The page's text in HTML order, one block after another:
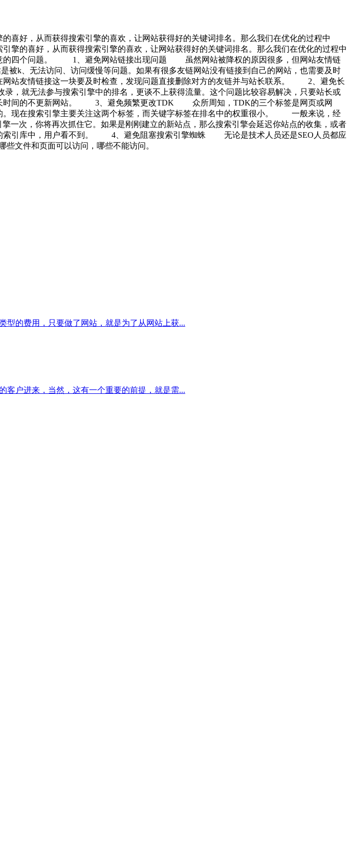
喜好，从而获得搜索引擎的喜欢，让网站获得好的关键词排名。那么我们在优化的过程中
的喜好，从而获得搜索引擎的喜欢，让网站获得好的关键词排名。那么我们在优化的过程中
四个问题。
1、避免网站链接出现问题 虽然网站被降权的原因很多，但网站友情链
k、无法访问、访问缓慢等问题。如果有很多友链网站没有链接到自己的网站，也需要及时
网站友情链接这一块要及时检查，发现问题直接删除对方的友链并与站长联系。 2、避免长
就无法参与搜索引擎中的排名，更谈不上获得流量。这个问题比较容易解决，只要站长或
长时间的不更新网站。 3、避免频繁更改TDK 众所周知，TDK的三个标签是网页或网
。现在搜索引擎主要关注这两个标签，而关键字标签在排名中的权重很小。 一般来说，经
一次，你将再次抓住它。如果是刚刚建立的新站点，那么搜索引擎会延迟你站点的收集，或者
的索引库中，用户看不到。 4、避免阻塞搜索引擎蜘蛛 无论是技术人员还是SEO人员都应
文件和页面可以访问，哪些不能访问。
型的费用，只要做了网站，就是为了从网站上获...
客户进来，当然，这有一个重要的前提，就是需...